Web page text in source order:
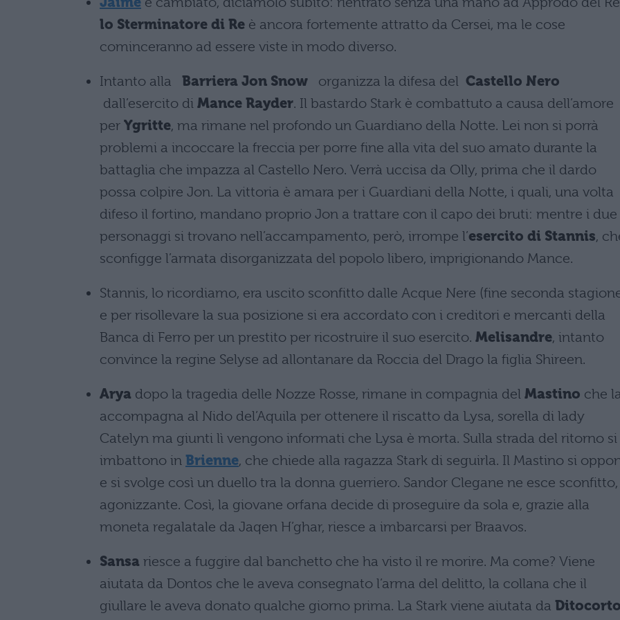
lo Sterminatore di Re è ancora fortemente attratto da Cersei, ma le cose
cominceranno ad essere viste in modo diverso.
Intanto alla Barriera Jon Snow organizza la difesa del Castello Nero
dall’esercito di Mance Rayder. Il bastardo Stark è combattuto a causa dell’amore
per Ygritte, ma rimane nel profondo un Guardiano della Notte. Lei non si porrà
problemi a incoccare la freccia per porre fine alla vita del suo amato durante la
battaglia che impazza al Castello Nero. Verrà uccisa da Olly, prima che il dardo
possa colpire Jon. La vittoria è amara per i Guardiani della Notte, i quali, una volta
difeso il fortino, mandano proprio Jon a trattare con il capo dei bruti: mentre i due
personaggi si trovano nell’accampamento, però, irrompe l’esercito di Stannis,
sconfigge l’armata disorganizzata del popolo libero, imprigionando Mance.
Stannis, lo ricordiamo, era uscito sconfitto dalle Acque Nere (fine seconda
e per risollevare la sua posizione si era accordato con i creditori e mercanti della
Banca di Ferro per un prestito per ricostruire il suo esercito. Melisandre, intanto
convince la regine Selyse ad allontanare da Roccia del Drago la figlia Shireen.
Arya dopo la tragedia delle Nozze Rosse, rimane in compagnia del Mastino che
accompagna al Nido del’Aquila per ottenere il riscatto da Lysa, sorella di lady
Catelyn ma giunti lì vengono informati che Lysa è morta. Sulla strada del ritorno si
imbattono in Brienne, che chiede alla ragazza Stark di seguirla. Il Mastino si
e si svolge così un duello tra la donna guerriero. Sandor Clegane ne esce sconfitto,
agonizzante. Così, la giovane orfana decide di proseguire da sola e, grazie alla
moneta regalatale da Jaqen H’ghar, riesce a imbarcarsi per Braavos.
Sansa riesce a fuggire dal banchetto che ha visto il re morire. Ma come? Viene
aiutata da Dontos che le aveva consegnato l’arma del delitto, la collana che il
giullare le aveva donato qualche giorno prima. La Stark viene aiutata da